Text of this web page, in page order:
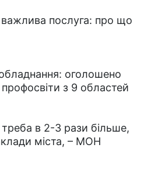
важлива послуга: про що
оголошено
з 9 областей
треба в 2-3 рази більше,
міста, – МОН